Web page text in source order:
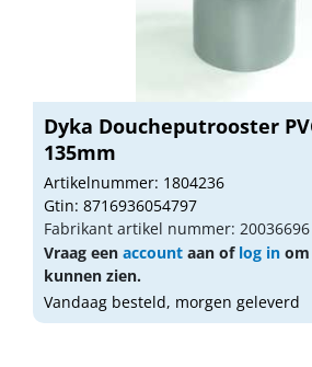
Dyka Doucheputrooster
135mm
Artikelnummer: 1804236
Gtin: 8716936054797
Fabrikant artikel nummer: 20036696
Vraag een account aan of log in
kunnen zien.
Vandaag besteld, morgen geleverd